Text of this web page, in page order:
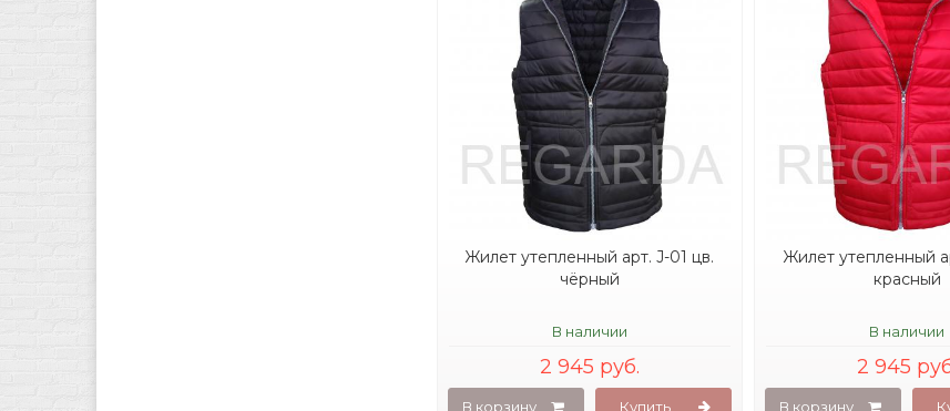
Жилет утепленный арт. J-01 цв.
чёрный
В наличии
2 945 руб.
В корзину Купить
Жилет утепленный
красный
В наличии
2 945
В корзину